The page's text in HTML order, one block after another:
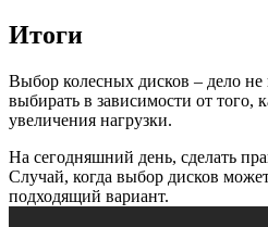
Итоги
Выбор колесных дисков – дело
выбирать в зависимости от того,
увеличения нагрузки.
На сегодняшний день, сделать
Случай, когда выбор дисков
подходящий вариант.